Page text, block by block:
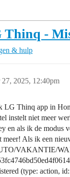
Thinq -
& hulp
2025, 12:40pm
LG Thinq app in
instelt niet meer
en als ik de modus
Als ik een
VAKANTIE/
(type: action,